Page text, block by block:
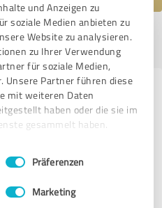
und Anzeigen zu
soziale Medien anbieten zu
Website zu analysieren.
zu Ihrer Verwendung
für soziale Medien,
Unsere Partner führen diese
mit weiteren Daten
haben oder die sie im
gesammelt haben.
Präferenzen
Marketing
Aktualisierung: 08.02.2021|Profil
zu weiteren
Bereich Online